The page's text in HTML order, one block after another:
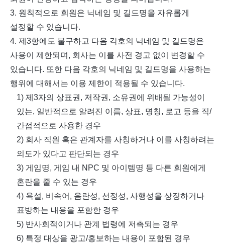
3. 원칙적으로 회원은 닉네임 및 길드명을 자유롭게
설정할 수 있습니다.
4. 제 3항에도 불구하고 다음 각호의 닉네임 및 길드명은
사용이 제한되며 , 회사는 이를 사전 경고 없이 변경할 수
있습니다. 또한 다음 각호의 닉네임 및 길드명을 사용하는
행위에 대해서는 이용 제한이 적용될 수 있습니다.
1)제3자의 상표권 , 저작권 , 소유권에 위배될 가능성이
있는, 일반적으로 알려진 이름, 상표, 명칭, 로고 등을 직/
간접적으로 사용한 경우
2) 회사 직원 혹은 관계자를 사칭하거나 이를 사칭하려는
의도가 있다고 판단되는 경우
3) 게임명, 게임 내 NPC 및 아이템명 등 다른 회원에게
혼란을 줄 수 있는 경우
4) 욕설, 비속어 , 음란성, 선정성,사행성을 상징하거나
표방하는 내용을 포함한 경우
5) 반사회적이거나 관계 법령에 저촉되는 경우
6) 특정 대상을 광고/홍보하는 내용이 포함된 경우